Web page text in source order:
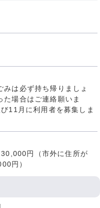
は必ず持ち帰りましょ
た場合はご連絡願いま
11月に利用者を募集しま
円（市外に住所が
円）